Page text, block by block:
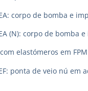
corpo de bomba e
(N): corpo de bomba
elastómeros em
ponta de veio nú em